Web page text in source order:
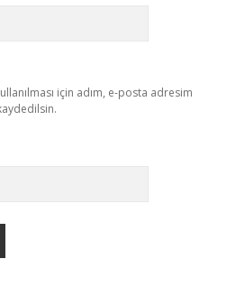
için adım, e-posta adresim